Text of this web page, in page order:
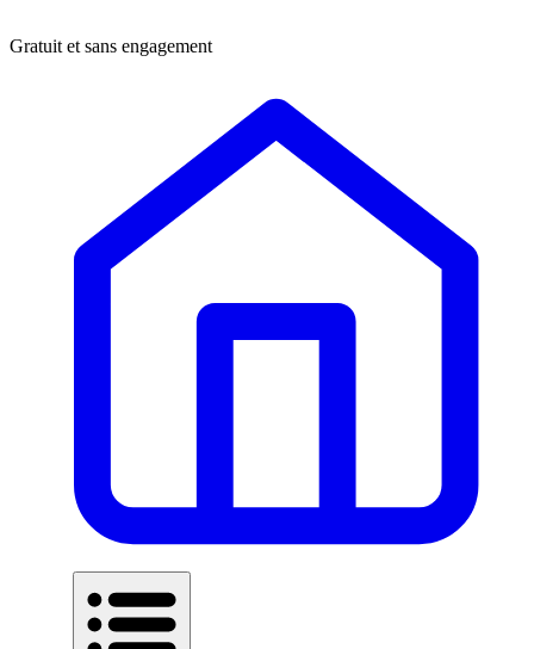
Gratuit et sans engagement